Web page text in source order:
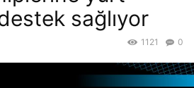
sağlıyor
0
1121